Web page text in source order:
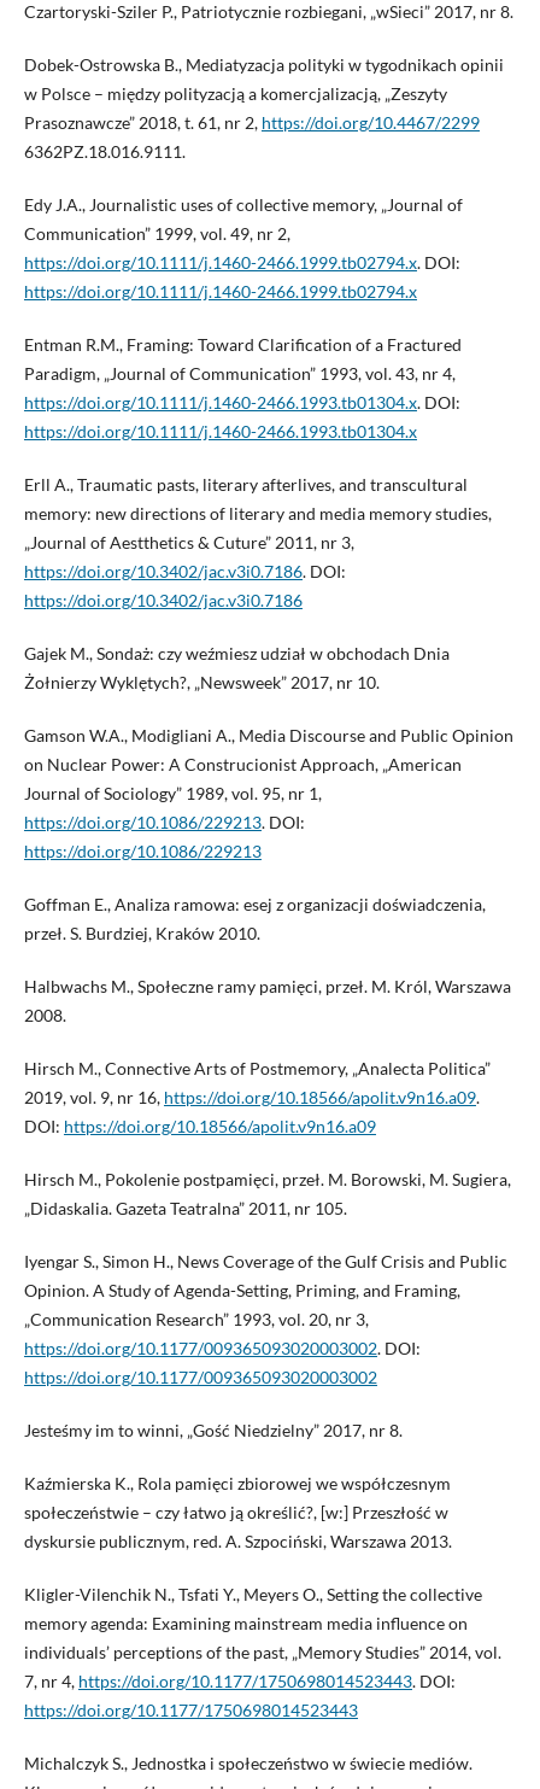
Czartoryski-Sziler P., Patriotycznie rozbiegani, „wSieci” 2017, nr 8.
Dobek-Ostrowska B., Mediatyzacja polityki w tygodnikach opinii
w Polsce – między polityzacją a komercjalizacją, „Zeszyty
Prasoznawcze” 2018, t. 61, nr 2, https://doi.org/10.4467/2299
6362PZ.18.016.9111.
Edy J.A., Journalistic uses of collective memory, „Journal of
Communication” 1999, vol. 49, nr 2,
https://doi.org/10.1111/j.1460-2466.1999.tb02794.x. DOI:
https://doi.org/10.1111/j.1460-2466.1999.tb02794.x
Entman R.M., Framing: Toward Clarification of a Fractured
Paradigm, „Journal of Communication” 1993, vol. 43, nr 4,
https://doi.org/10.1111/j.1460-2466.1993.tb01304.x. DOI:
https://doi.org/10.1111/j.1460-2466.1993.tb01304.x
Erll A., Traumatic pasts, literary afterlives, and transcultural
memory: new directions of literary and media memory studies,
„Journal of Aestthetics & Cuture” 2011, nr 3,
https://doi.org/10.3402/jac.v3i0.7186. DOI:
https://doi.org/10.3402/jac.v3i0.7186
Gajek M., Sondaż: czy weźmiesz udział w obchodach Dnia
Żołnierzy Wyklętych?, „Newsweek” 2017, nr 10.
Gamson W.A., Modigliani A., Media Discourse and Public Opinion
on Nuclear Power: A Construcionist Approach, „American
Journal of Sociology” 1989, vol. 95, nr 1,
https://doi.org/10.1086/229213. DOI:
https://doi.org/10.1086/229213
Goffman E., Analiza ramowa: esej z organizacji doświadczenia,
przeł. S. Burdziej, Kraków 2010.
Halbwachs M., Społeczne ramy pamięci, przeł. M. Król, Warszawa
2008.
Hirsch M., Connective Arts of Postmemory, „Analecta Politica”
2019, vol. 9, nr 16, https://doi.org/10.18566/apolit.v9n16.a09.
DOI: https://doi.org/10.18566/apolit.v9n16.a09
Hirsch M., Pokolenie postpamięci, przeł. M. Borowski, M. Sugiera,
„Didaskalia. Gazeta Teatralna” 2011, nr 105.
Iyengar S., Simon H., News Coverage of the Gulf Crisis and Public
Opinion. A Study of Agenda-Setting, Priming, and Framing,
„Communication Research” 1993, vol. 20, nr 3,
https://doi.org/10.1177/009365093020003002. DOI:
https://doi.org/10.1177/009365093020003002
Jesteśmy im to winni, „Gość Niedzielny” 2017, nr 8.
Kaźmierska K., Rola pamięci zbiorowej we współczesnym
społeczeństwie – czy łatwo ją określić?, [w:] Przeszłość w
dyskursie publicznym, red. A. Szpociński, Warszawa 2013.
Kligler-Vilenchik N., Tsfati Y., Meyers O., Setting the collective
memory agenda: Examining mainstream media influence on
individuals’ perceptions of the past, „Memory Studies” 2014, vol.
7, nr 4, https://doi.org/10.1177/1750698014523443. DOI:
https://doi.org/10.1177/1750698014523443
Michalczyk S., Jednostka i społeczeństwo w świecie mediów.